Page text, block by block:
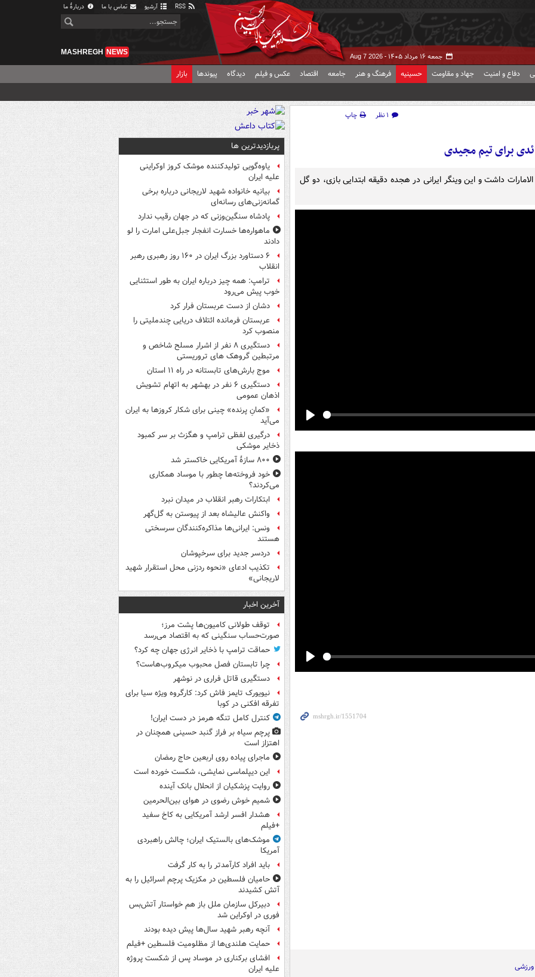
آرشیو تماس با ما دربارهٔ ما
جمعه ۱۶ مرداد ۱۴۰۵ - Aug 7 2026
MASHREGH NEWS
دفاع و امنیت جهاد و مقاومت حسینیه فرهنگ و هنر جامعه اقتصاد عکس و فیلم دیدگاه پیوندها بازار
۱ نظر
چاپ
برای تیم مجیدی
داشت و این وینگر ایرانی در هجده دقیقه ابتدایی بازی، دو گل
ورزشی
پربازدیدترین ها
یاوه‌گویی تولیدکننده موشک کروز اوکراینی
علیه ایران
بیانیه خانواده شهید لاریجانی درباره برخی
گمانه‌زنی‌های رسانه‌ای
پادشاه سنگین‌وزنی که در جهان رقیب ندارد
ماهواره‌ها خسارت انفجار جبل‌علی امارت را لو
دادند
۶ دستاورد بزرگ ایران در ۱۶۰ روز رهبری رهبر
انقلاب
ترامپ: همه چیز درباره ایران به طور استثنایی
خوب پیش می‌رود
دشان از دست عربستان فرار کرد
عربستان فرمانده ائتلاف دریایی چندملیتی را
منصوب کرد
دستگیری ۸ نفر از اشرار مسلح شاخص و
مرتبطین گروهک های تروریستی
موج بارش‌های تابستانه در راه ۱۱ استان
دستگیری ۶ نفر در بهشهر به اتهام تشویش
اذهان عمومی
«کمانِ پرنده» چینی برای شکار کروزها به ایران
می‌آید
درگیری لفظی ترامپ و هگزث بر سر کمبود
ذخایر موشکی
۸۰۰ سازۀ آمریکایی خاکستر شد
خود فروخته‌ها چطور با موساد همکاری
می‌کردند؟
ابتکارات رهبر انقلاب در میدان نبرد
واکنش عالیشاه بعد از پیوستن به گل‌گهر
ونس: ایرانی‌ها مذاکره‌کنندگان سرسختی
هستند
دردسر جدید برای سرخپوشان
تکذیب ادعای «نحوه ردزنی محل استقرار شهید
لاریجانی»
آخرین اخبار
توقف طولانی کامیون‌ها پشت مرز؛
صورت‌حساب سنگینی که به اقتصاد می‌رسد
حماقت ترامپ با ذخایر انرژی جهان چه کرد؟
چرا تابستان فصل محبوب میکروب‌هاست؟
دستگیری قاتل فراری در نوشهر
نیویورک تایمز فاش کرد: کارگروه ویژه سیا برای
تفرقه افکنی در کوبا
کنترل کامل تنگه هرمز در دست ایران!
پرچم سیاه بر فراز گنبد حسینی همچنان در
اهتزاز است
ماجرای پیاده روی اربعین حاج رمضان
این دیپلماسی نمایشی، شکست خورده است
روایت پزشکیان از انحلال بانک آینده
شمیم خوش رضوی در هوای بین‌الحرمین
هشدار افسر ارشد آمریکایی به کاخ سفید
+فیلم
موشک‌های بالستیک ایران؛ چالش راهبردی
آمریکا
باید افراد کارآمدتر را به کار گرفت
حامیان فلسطین در مکزیک پرچم اسرائیل را به
آتش کشیدند
دبیرکل سازمان ملل باز هم خواستار آتش‌بس
فوری در اوکراین شد
آنچه رهبر شهید سال‌ها پیش دیده بودند
حمایت هلندی‌ها از مظلومیت فلسطین +فیلم
افشای برکناری در موساد پس از شکست پروژه
علیه ایران